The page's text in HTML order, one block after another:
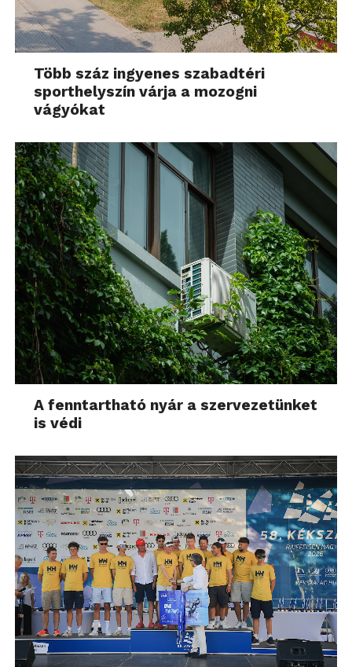
Több száz ingyenes szabadtéri
sporthelyszín várja a mozogni
vágyókat
A fenntartható nyár a szervezetünket
is védi